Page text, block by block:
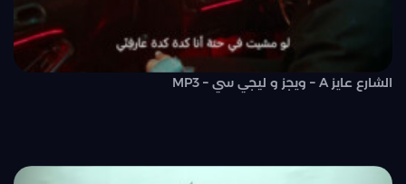
الشارع عايز A – ويجز و ليجي سي – MP3